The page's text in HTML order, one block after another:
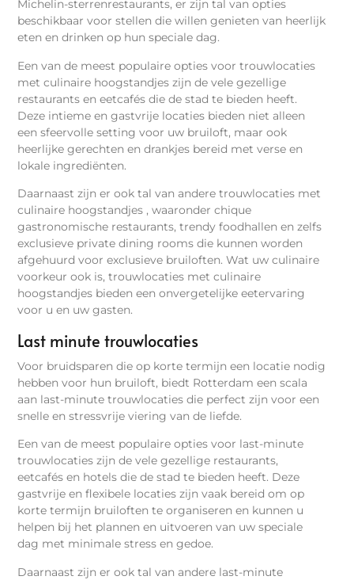
Michelin-sterrenrestaurants, er zijn tal van opties
beschikbaar voor stellen die willen genieten van heerlijk
eten en drinken op hun speciale dag.
Een van de meest populaire opties voor trouwlocaties
met culinaire hoogstandjes zijn de vele gezellige
restaurants en eetcafés die de stad te bieden heeft.
Deze intieme en gastvrije locaties bieden niet alleen
een sfeervolle setting voor uw bruiloft, maar ook
heerlijke gerechten en drankjes bereid met verse en
lokale ingrediënten.
Daarnaast zijn er ook tal van andere trouwlocaties met
culinaire hoogstandjes , waaronder chique
gastronomische restaurants, trendy foodhallen en zelfs
exclusieve private dining rooms die kunnen worden
afgehuurd voor exclusieve bruiloften. Wat uw culinaire
voorkeur ook is, trouwlocaties met culinaire
hoogstandjes bieden een onvergetelijke eetervaring
voor u en uw gasten.
Last minute trouwlocaties
Voor bruidsparen die op korte termijn een locatie nodig
hebben voor hun bruiloft, biedt Rotterdam een scala
aan last-minute trouwlocaties die perfect zijn voor een
snelle en stressvrije viering van de liefde.
Een van de meest populaire opties voor last-minute
trouwlocaties zijn de vele gezellige restaurants,
eetcafés en hotels die de stad te bieden heeft. Deze
gastvrije en flexibele locaties zijn vaak bereid om op
korte termijn bruiloften te organiseren en kunnen u
helpen bij het plannen en uitvoeren van uw speciale
dag met minimale stress en gedoe.
Daarnaast zijn er ook tal van andere last-minute